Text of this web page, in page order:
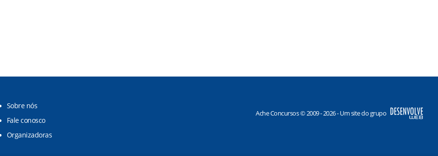
Sobre nós
Fale conosco
Organizadoras
Ache Concursos © 2009 - 2026 - Um site do grupo